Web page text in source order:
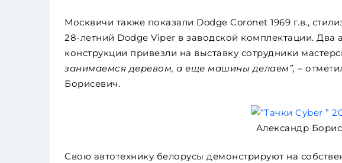
Москвичи также показали Dodge Coronet 1969 г.в.,
28-летний Dodge Viper в заводской комплектации. Два
конструкции привезли на выставку сотрудники
занимаемся деревом, а еще машины делаем”, –
Борисевич.
Александр
Свою автотехнику белорусы демонстрируют на